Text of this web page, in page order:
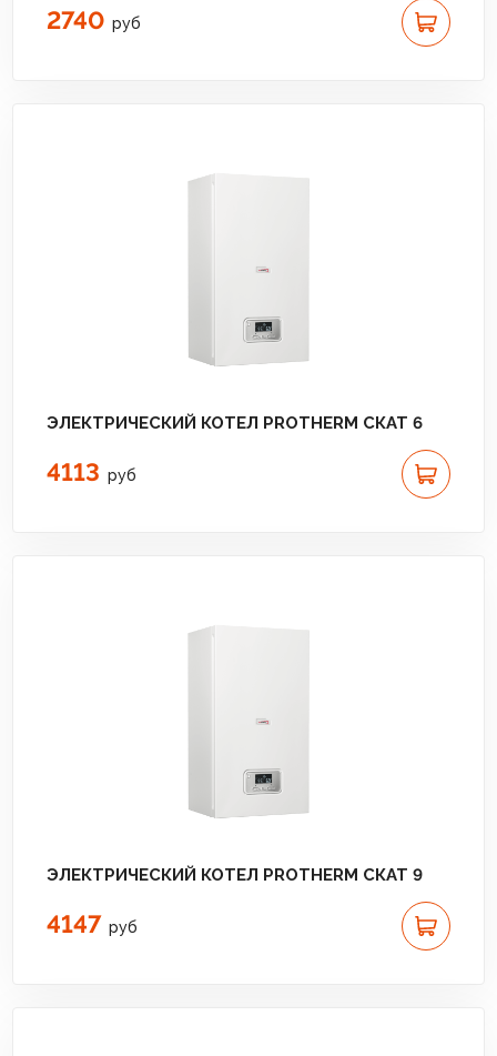
2740 руб
ЭЛЕКТРИЧЕСКИЙ КОТЕЛ PROTHERM СКАТ 6
4113 руб
ЭЛЕКТРИЧЕСКИЙ КОТЕЛ PROTHERM СКАТ 9
4147 руб